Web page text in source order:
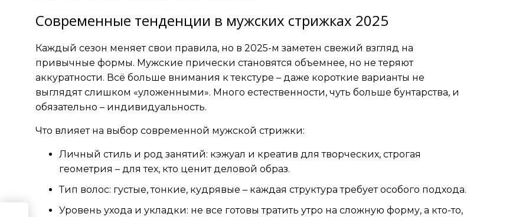
Современные тенденции в мужских стрижках 2025
Каждый сезон меняет свои правила, но в 2025-м заметен свежий взгляд на
привычные формы. Мужские прически становятся объемнее, но не теряют
аккуратности. Всё больше внимания к текстуре – даже короткие варианты не
выглядят слишком «уложенными». Много естественности, чуть больше бунтарства, и
обязательно – индивидуальность.
Что влияет на выбор современной мужской стрижки:
Личный стиль и род занятий: кэжуал и креатив для творческих, строгая
геометрия – для тех, кто ценит деловой образ.
Тип волос: густые, тонкие, кудрявые – каждая структура требует особого подхода.
Уровень ухода и укладки: не все готовы тратить утро на сложную форму, а кто-то,